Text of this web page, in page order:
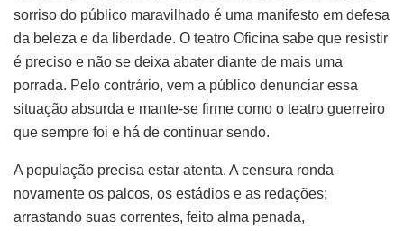
sorriso do público maravilhado é uma manifesto em defesa
da beleza e da liberdade. O teatro Oficina sabe que resistir
é preciso e não se deixa abater diante de mais uma
porrada. Pelo contrário, vem a público denunciar essa
situação absurda e mante-se firme como o teatro guerreiro
que sempre foi e há de continuar sendo.
A população precisa estar atenta. A censura ronda
novamente os palcos, os estádios e as redações;
arrastando suas correntes, feito alma penada,